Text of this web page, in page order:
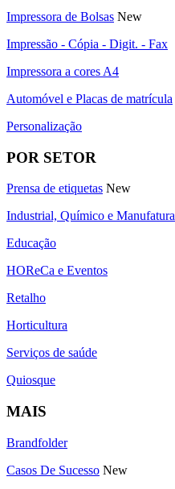
Impressora de Bolsas New
Impressão - Cópia - Digit. - Fax
Impressora a cores A4
Automóvel e Placas de matrícula
Personalização
POR SETOR
Prensa de etiquetas New
Industrial, Químico e Manufatura
Educação
HOReCa e Eventos
Retalho
Horticultura
Serviços de saúde
Quiosque
MAIS
Brandfolder
Casos De Sucesso New